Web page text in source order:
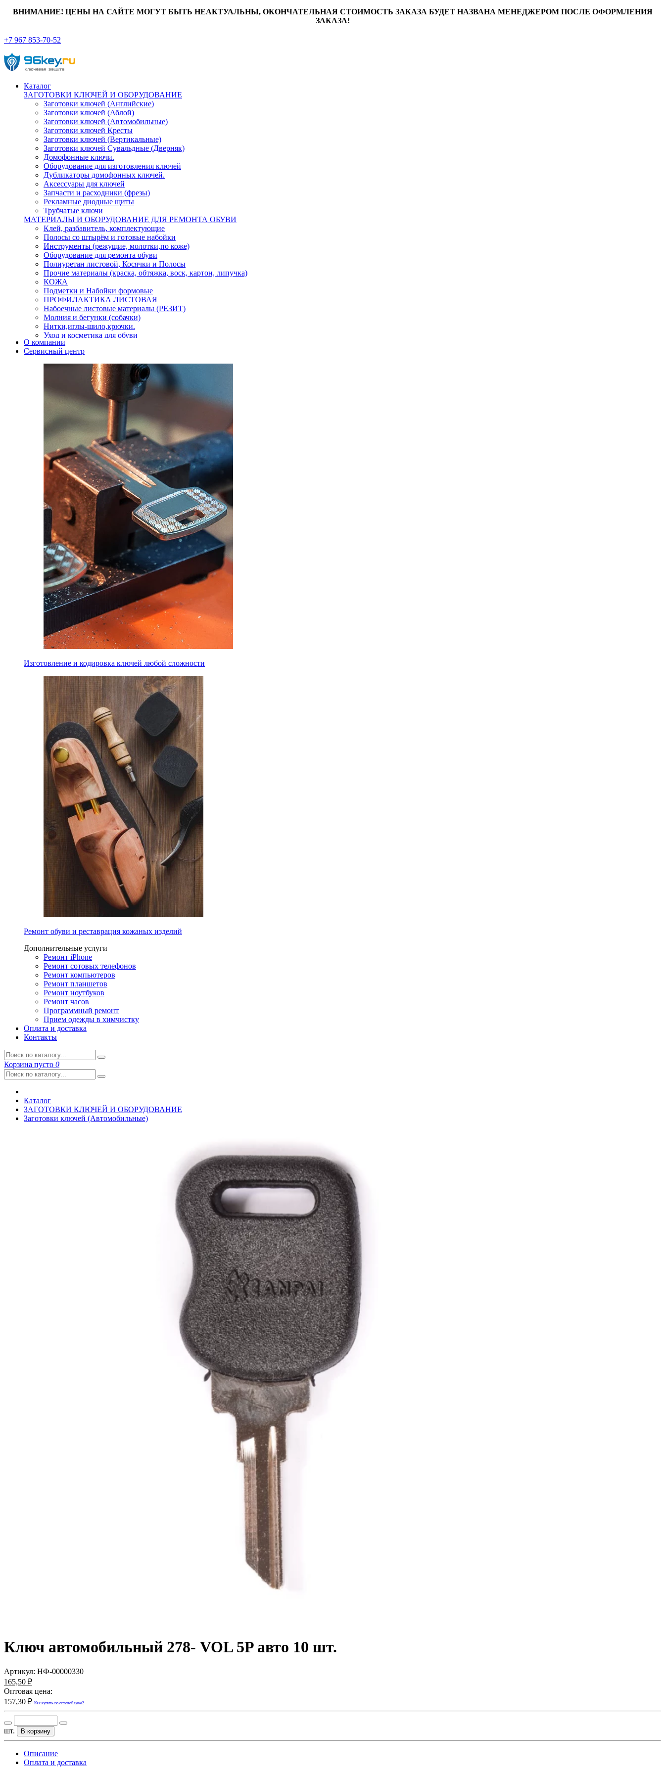
ВНИМАНИЕ! ЦЕНЫ НА САЙТЕ МОГУТ БЫТЬ НЕАКТУАЛЬНЫ, ОКОНЧАТЕЛЬНАЯ СТОИМОСТЬ ЗАКАЗА БУДЕТ НАЗВАНА МЕНЕДЖЕРОМ ПОСЛЕ ОФОРМЛЕНИЯ
ЗАКАЗА!
+7 967 853-70-52
Каталог
ЗАГОТОВКИ КЛЮЧЕЙ И ОБОРУДОВАНИЕ
Заготовки ключей (Английские)
Заготовки ключей (Аблой)
Заготовки ключей (Автомобильные)
Заготовки ключей Кресты
Заготовки ключей (Вертикальные)
Заготовки ключей Сувальдные (Дверняк)
Домофонные ключи.
Оборудование для изготовления ключей
Дубликаторы домофонных ключей.
Аксессуары для ключей
Запчасти и расходники (фрезы)
Рекламные диодные щиты
Трубчатые ключи
МАТЕРИАЛЫ И ОБОРУДОВАНИЕ ДЛЯ РЕМОНТА ОБУВИ
Клей, разбавитель, комплектующие
Полосы со штырём и готовые набойки
Инструменты (режущие, молотки,по коже)
Оборудование для ремонта обуви
Полиуретан листовой, Косячки и Полосы
Прочие материалы (краска, обтяжка, воск, картон, липучка)
КОЖА
Подметки и Набойки формовые
ПРОФИЛАКТИКА ЛИСТОВАЯ
Набоечные листовые материалы (РЕЗИТ)
Молния и бегунки (собачки)
Нитки,иглы-шило,крючки.
Уход и косметика для обуви
Кнопки (магнитые,кобурные)
Пряжки для ремня
О компании
Сервисный центр
Изготовление и кодировка ключей любой сложности
Ремонт обуви и реставрация кожаных изделий
Дополнительные услуги
Ремонт iPhone
Ремонт сотовых телефонов
Ремонт компьютеров
Ремонт планшетов
Ремонт ноутбуков
Ремонт часов
Программный ремонт
Прием одежды в химчистку
Оплата и доставка
Контакты
Корзина пусто 0
Каталог
ЗАГОТОВКИ КЛЮЧЕЙ И ОБОРУДОВАНИЕ
Заготовки ключей (Автомобильные)
Ключ автомобильный 278- VOL 5P авто 10 шт.
Артикул: НФ-00000330
165,50 ₽
Оптовая цена:
157,30 ₽ Как купить по оптовой цене?
шт. В корзину
Описание
Оплата и доставка